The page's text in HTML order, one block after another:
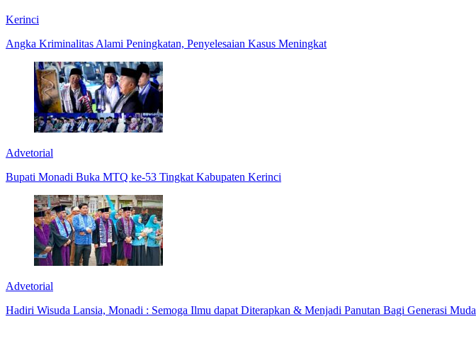
Kerinci
Angka Kriminalitas Alami Peningkatan, Penyelesaian Kasus Meningkat
Advetorial
Bupati Monadi Buka MTQ ke-53 Tingkat Kabupaten Kerinci
Advetorial
Hadiri Wisuda Lansia, Monadi : Semoga Ilmu dapat Diterapkan & Menjadi Panutan Bagi Generasi Muda